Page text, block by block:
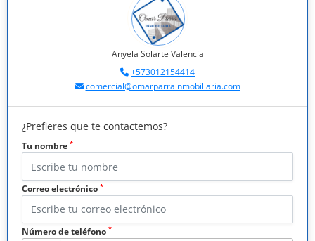
Anyela Solarte Valencia
+573012154414
comercial@omarparrainmobiliaria.com
¿Prefieres que te contactemos?
Tu nombre *
Correo electrónico *
Número de teléfono *